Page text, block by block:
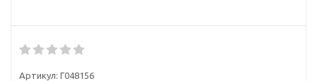
Артикул: Г048156